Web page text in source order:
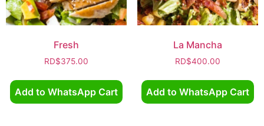
Fresh
RD$375.00
Add to WhatsApp Cart
La Mancha
RD$400.00
Add to WhatsApp Cart